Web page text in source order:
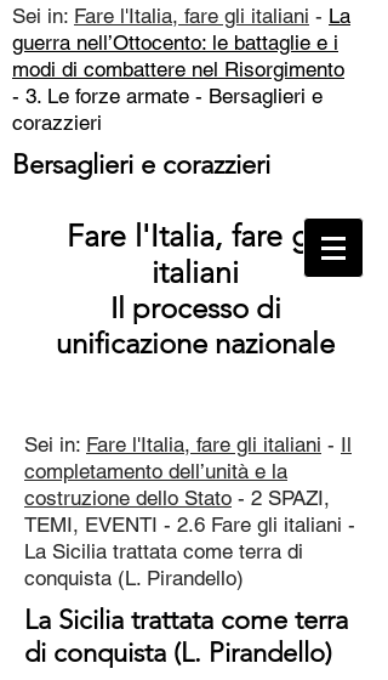
Sei in: Fare l'Italia, fare gli italiani - La
guerra nell’Ottocento: le battaglie e i
modi di combattere nel Risorgimento
- 3. Le forze armate - Bersaglieri e
corazzieri
Bersaglieri e corazzieri
Fare l'Italia, fare gli
italiani
Il processo di
unificazione nazionale
Sei in: Fare l'Italia, fare gli italiani - Il
completamento dell’unità e la
costruzione dello Stato - 2 SPAZI,
TEMI, EVENTI - 2.6 Fare gli italiani -
La Sicilia trattata come terra di
conquista (L. Pirandello)
La Sicilia trattata come terra
di conquista (L. Pirandello)